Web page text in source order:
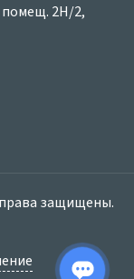
помещ. 2Н/2,
защищены.